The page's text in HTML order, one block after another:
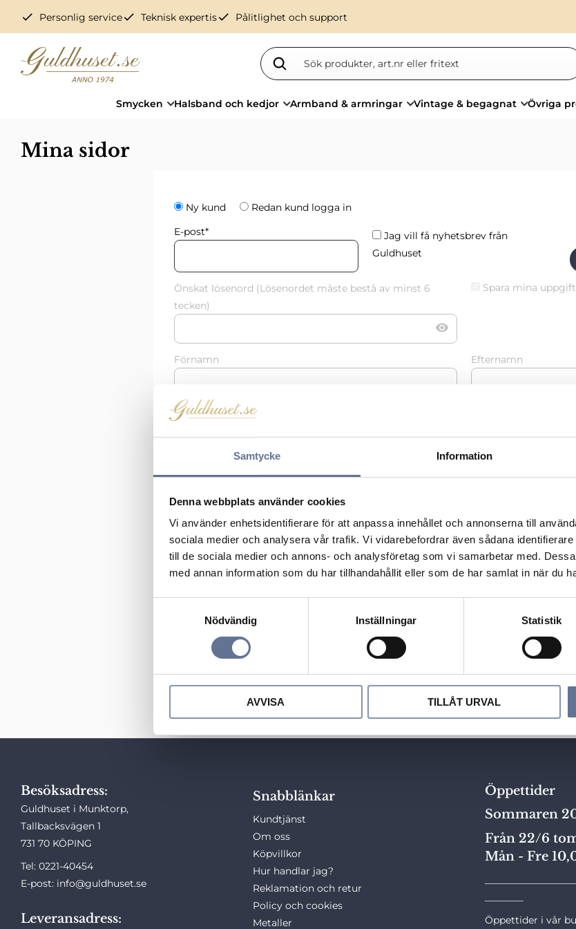
Samtycke Information
Denna webbplats använder cookies
Vi använder enhetsidentifierare för att anpassa innehållet och annonserna till
sociala medier och analysera vår trafik. Vi vidarebefordrar även sådana
till de sociala medier och annons- och analysföretag som vi samarbetar med.
med annan information som du har tillhandahållit eller som de har samlat in när du
y
s
Nödvändig Inställningar Statistik
AVVISA TILLÅT URVAL
check Personlig servicecheck Teknisk expertischeck Pålitlighet och support
Smycken Halsband och kedjor Armband & armringar Vintage & begagnat Övriga
Mina sidor
Ny kund Redan kund logga in
E-post*
Jag vill få nyhetsbrev från
Guldhuset
Önskat lösenord (Lösenordet måste bestå av minst 6
tecken)
visibility
Spara mina
Förnamn Efternamn
Adress
Land
Telefonnummer
Leverera till annan adress
Dina personuppgifter behandlas i enlighet med vår integritetspolicy.
Besöksadress:
Guldhuset i Munktorp,
Tallbacksvägen 1
731 70 KÖPING
Tel: 0221-40454
E-post: info@guldhuset.se
Leveransadress:
Snabblänkar
Kundtjänst
Om oss
Köpvillkor
Hur handlar jag?
Reklamation och retur
Policy och cookies
Metaller
Öppettider
Sommaren
Från 22/6
Mån - Fre
Öppettider i vår